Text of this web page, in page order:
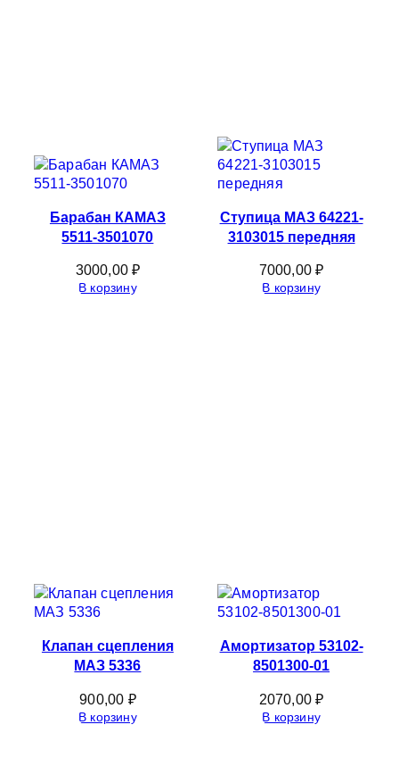
Барабан КАМАЗ
5511-3501070
3000,00₽
В корзину
Ступица МАЗ 64221-
3103015 передняя
7000,00₽
В корзину
Клапан сцепления
МАЗ 5336
900,00 ₽
В корзину
Амортизатор 53102-
8501300-01
2070,00₽
В корзину